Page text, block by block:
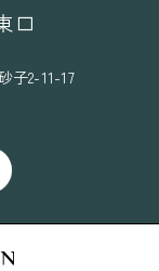
口
子2-11-17